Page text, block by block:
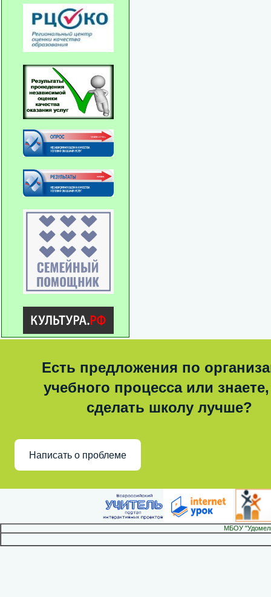
Есть предложения по
учебного процесса или знаете,
сделать школу лучше?
Написать о проблеме
МБОУ